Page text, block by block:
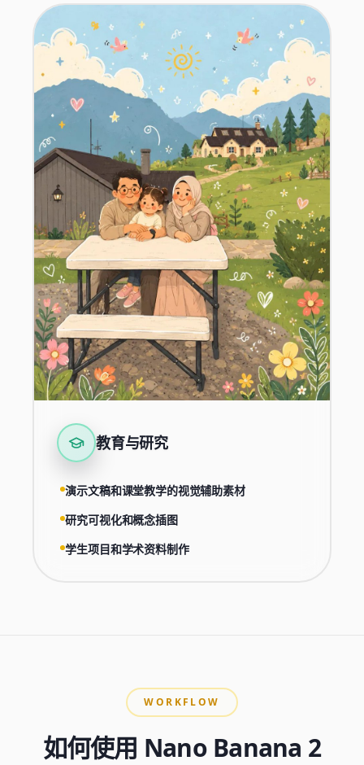
教育与研究
演示文稿和课堂教学的视觉辅助素材
研究可视化和概念插图
学生项目和学术资料制作
WORKFLOW
如何使用 Nano Banana 2